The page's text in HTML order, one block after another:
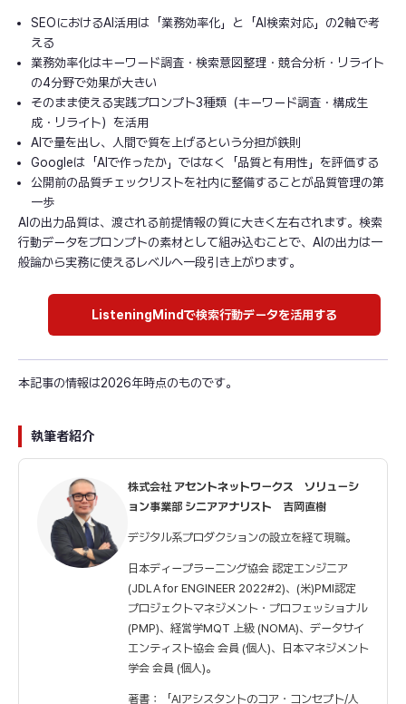
SEOにおけるAI活用は「業務効率化」と「AI検索対応」の2軸で考
える
業務効率化はキーワード調査・検索意図整理・競合分析・リライト
の4分野で効果が大きい
そのまま使える実践プロンプト3種類（キーワード調査・構成生
成・リライト）を活用
AIで量を出し、人間で質を上げるという分担が鉄則
Googleは「AIで作ったか」ではなく「品質と有用性」を評価する
公開前の品質チェックリストを社内に整備することが品質管理の第
一歩
AIの出力品質は、渡される前提情報の質に大きく左右されます。検索
行動データをプロンプトの素材として組み込むことで、AIの出力は一
般論から実務に使えるレベルへ一段引き上がります。
ListeningMindで検索行動データを活用する
本記事の情報は2026年時点のものです。
執筆者紹介
株式会社 アセントネットワークス ソリューシ
ョン事業部 シニアアナリスト 吉岡直樹
デジタル系プロダクションの設立を経て現職。
日本ディープラーニング協会 認定エンジニア
(JDLA for ENGINEER 2022#2)、(米)PMI認定
プロジェクトマネジメント・プロフェッショナル
(PMP)、経営学MQT 上級 (NOMA)、データサイ
エンティスト協会 会員 (個人)、日本マネジメント
学会 会員 (個人)。
著書：「AIアシスタントのコア・コンセプト/人